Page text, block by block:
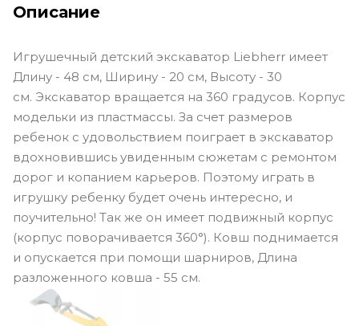
Описание
Игрушечный детский экскаватор Liebherr имеет
Длину - 48 см, Ширину - 20 см, Высоту - 30
см. Экскаватор вращается на 360 градусов. Корпус
модельки из пластмассы. За счет размеров
ребенок с удовольствием поиграет в экскаватор
вдохновившись увиденным сюжетам с ремонтом
дорог и копанием карьеров. Поэтому играть в
игрушку ребенку будет очень интересно, и
поучительно! Так же он имеет подвижный корпус
(корпус поворачивается 360°). Ковш поднимается
и опускается при помощи шарниров, Длина
разложенного ковша - 55 см.